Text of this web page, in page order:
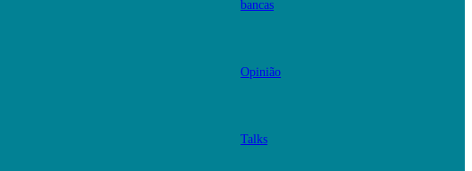
bancas
Opinião
Talks